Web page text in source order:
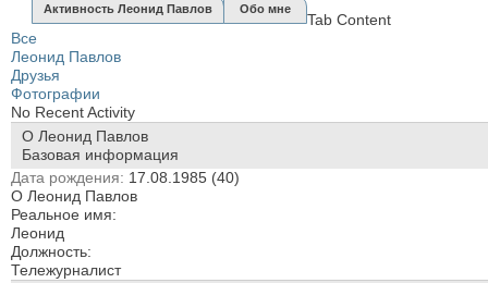
Активность Леонид Павлов Обо мне
Tab Content
Все
Леонид Павлов
Друзья
Фотографии
No Recent Activity
О Леонид Павлов
Базовая информация
Дата рождения
17.08.1985 (40)
О Леонид Павлов
Реальное имя:
Леонид
Должность:
Тележурналист